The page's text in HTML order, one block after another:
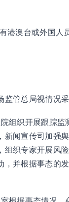
港澳台或外国人
监管总局视情况
组织开展跟踪
新闻宣传司加强
组织专家开展风
，并根据事态的